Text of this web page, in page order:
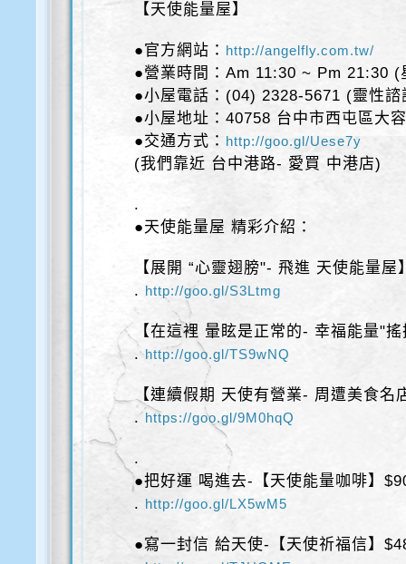
【天使能量屋】
●官方網站： http://angelfly.com.tw/
●營業時間：Am 11:30 ~ Pm 21:30 (
●小屋電話：(04) 2328-5671 (靈性
●小屋地址：40758 台中市西屯區大
●交通方式： http://goo.gl/Uese7y
(我們靠近 台中港路- 愛買 中港店)
.
●天使能量屋 精彩介紹：
【展開 “心靈翅膀"- 飛進 天使能量屋
. http://goo.gl/S3Ltmg
【在這裡 暈眩是正常的- 幸福能量"
.http://goo.gl/TS9wNQ
【連續假期 天使有營業- 周遭美食名
.https://goo.gl/9M0hqQ
.
●把好運 喝進去-【天使能量咖啡】
. http://goo.gl/LX5wM5
●寫一封信 給天使-【天使祈福信】